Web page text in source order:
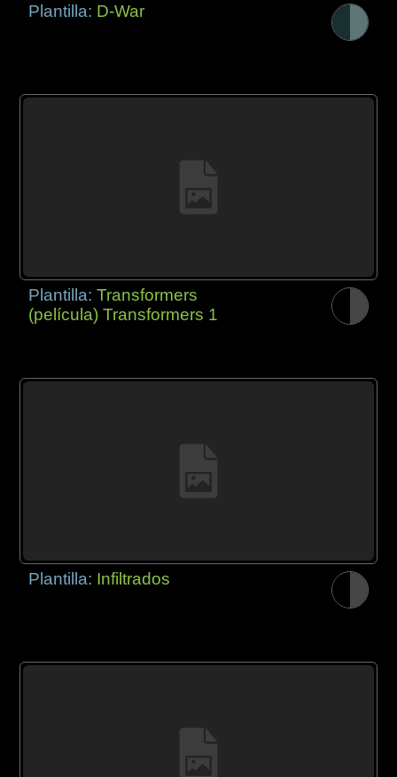
Plantilla: D-War
Plantilla:Transformers
(película) Transformers 1
Plantilla: Infiltrados